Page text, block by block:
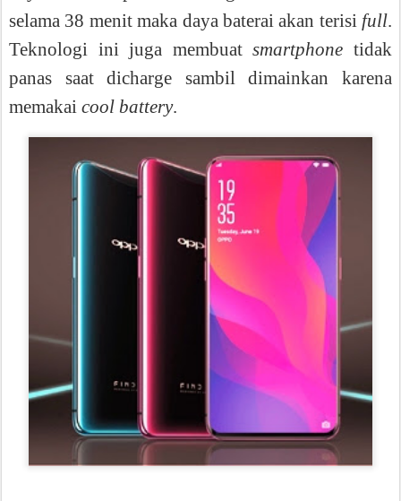
selama 38 menit maka daya baterai akan terisi full.
Teknologi ini juga membuatsmartphone tidak
panas saat dicharge sambil dimainkan karena
memakai cool battery.